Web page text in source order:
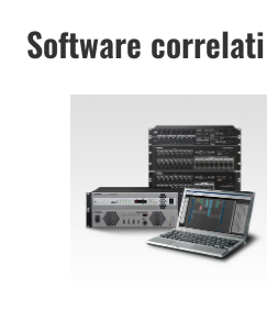
Software correlati